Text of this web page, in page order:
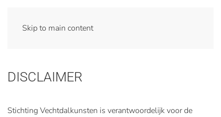
Skip to main content
DISCLAIMER
Stichting Vechtdalkunsten is verantwoordelijk voor de